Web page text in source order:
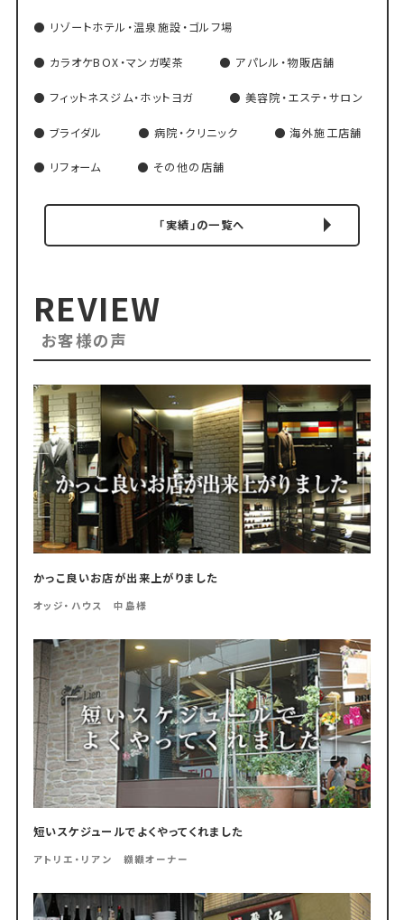
リゾートホテル・温泉施設・ゴルフ場
カラオケBOX・マンガ喫茶 アパレル・物販店舗
フィットネスジム・ホットヨガ 美容院・エステ・サロン
ブライダル 病院・クリニック 海外施工店舗
リフォーム その他の店舗
「実績」の一覧へ
REVIEW
お客様の声
かっこ良いお店が出来上がりました
オッジ・ハウス 中島様
短いスケジュールでよくやってくれました
アトリエ・リアン 纐纈オーナー